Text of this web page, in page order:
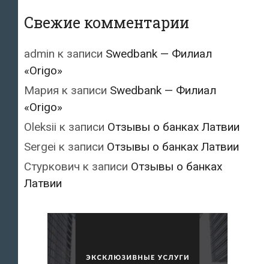
Свежие комментарии
admin к записи Swedbank — Филиал
«Origo»
Мария к записи Swedbank — Филиал
«Origo»
Oleksii к записи Отзывы о банках Латвии
Sergei к записи Отзывы о банках Латвии
Стуркович к записи Отзывы о банках
Латвии